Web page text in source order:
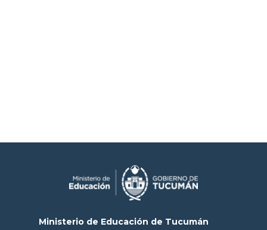
Ministerio de Educación de Tucumán